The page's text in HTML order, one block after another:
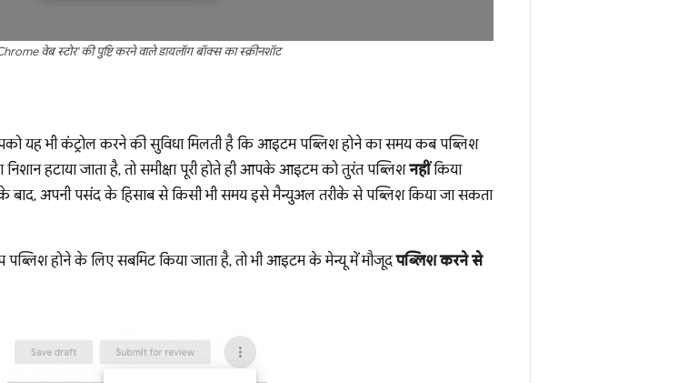
वेब स्टोर' की पुष्टि करने वाले डायलॉग बॉक्स का स्क्रीनशॉट
यह भी कंट्रोल करने की सुविधा मिलती है कि आइटम पब्लिश होने का समय कब पब्लिश
हटाया जाता है, तो समीक्षा पूरी होते ही आपके आइटम को तुरंत पब्लिशनहींकिया
के बाद, अपनी पसंद के हिसाब से किसी भी समय इसे मैन्युअल तरीके से पब्लिश किया जा सकता
होने के लिए सबमिट किया जाता है, तो भी आइटम के मेन्यू में मौजूदपब्लिश करने से